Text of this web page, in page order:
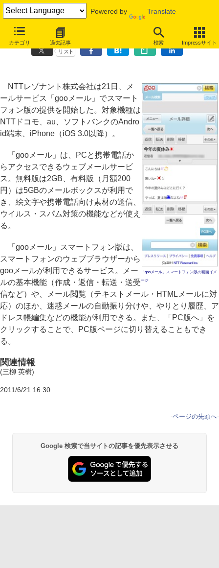
Powered by Translate
カテゴリ 過去記事 検索 Impressサイト
「gooメール」スマートフォン版の提供を開始
リスト
「gooメール」スマートフォン版の画面イメ
ージ
NTTレゾナント株式会社は21日、メ
ールサービス「gooメール」でスマート
フォン版の提供を開始した。対象機種は
NTTドコモ、au、ソフトバンクのAndro
id端末、iPhone（iOS 3.0以降）。
「gooメール」は、PCと携帯電話か
らアクセスできるウェブメールサービ
ス。無料版は2GB、有料版（月額200
円）は5GBのメールボックスが利用で
き、絵文字や携帯電話向け素材の送信、
ウイルス・スパム対策の機能などが使え
る。
「gooメール」スマートフォン版は、
スマートフォンのウェブブラウザーから
gooメールが利用できるサービス。メー
ルの基本機能（作成・返信・転送・送受
信など）や、メール閲覧（テキストメール・HTMLメールに対
応）のほか、迷惑メールの自動振り分けや、やりとり履歴、ア
ドレス帳編集などの機能が利用できる。また、「PC版へ」を
クリックすることで、PC版ページに切り替えることもでき
る。
関連情報
(三柳 英樹)
2011/6/21 16:30
-ページの先頭へ-
Google 検索で当サイトの記事を優先表示させる